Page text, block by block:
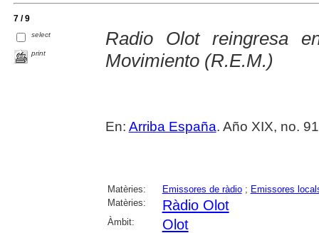
7 / 9
select
print
Radio Olot reingresa
Movimiento (R.E.M.)
En: Arriba España. Año XIX, no.
Matèries: Emissores de ràdio; Emissores
Matèries:
Ràdio Olot
Àmbit: Olot